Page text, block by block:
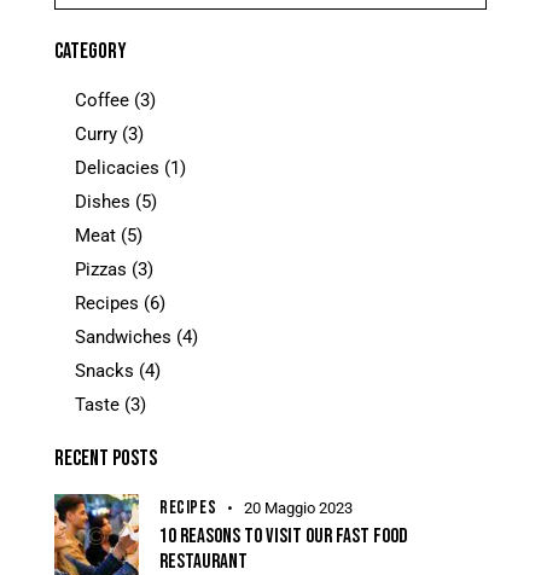
CATEGORY
Coffee (3)
Curry (3)
Delicacies (1)
Dishes (5)
Meat (5)
Pizzas (3)
Recipes (6)
Sandwiches (4)
Snacks (4)
Taste (3)
RECENT POSTS
RECIPES 20 Maggio 2023
10 REASONS TO VISIT OUR FAST FOOD
RESTAURANT